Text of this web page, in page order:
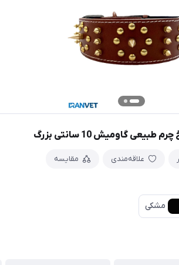
گاومیش 10 سانتی بزرگ
علاقه‌مندی مقایسه
مشکی